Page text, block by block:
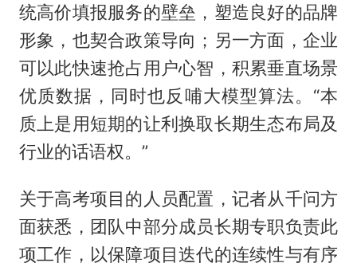
统高价填报服务的壁垒，塑造良好的品牌
形象，也契合政策导向；另一方面，企业
可以此快速抢占用户心智，积累垂直场景
优质数据，同时也反哺大模型算法。“本
质上是用短期的让利换取长期生态布局及
行业的话语权。”
关于高考项目的人员配置，记者从千问方
面获悉，团队中部分成员长期专职负责此
项工作，以保障项目迭代的连续性与有序